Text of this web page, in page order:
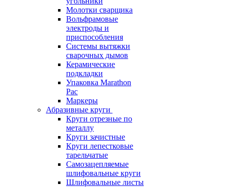
Молотки сварщика
Вольфрамовые
электроды и
приспособления
Системы вытяжки
сварочных дымов
Керамические
подкладки
Упаковка Marathon
Pac
Маркеры
Абразивные круги
Круги отрезные по
металлу
Круги зачистные
Круги лепестковые
тарельчатые
Самозацепляемые
шлифовальные круги
Шлифовальные листы